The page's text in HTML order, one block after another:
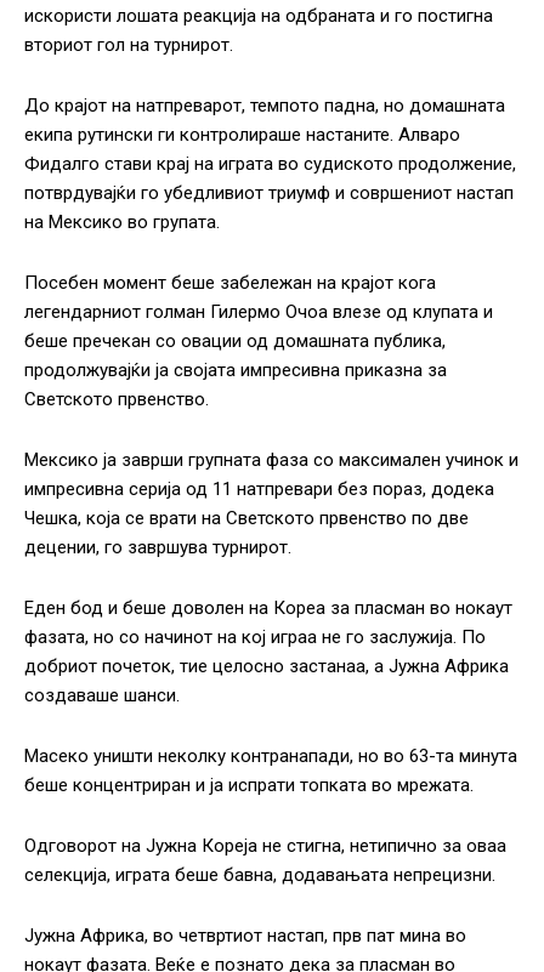
искористи лошата реакција на одбраната и го постигна
вториот гол на турнирот.
До крајот на натпреварот, темпото падна, но домашната
екипа рутински ги контролираше настаните. Алваро
Фидалго стави крај на играта во судиското продолжение,
потврдувајќи го убедливиот триумф и совршениот настап
на Мексико во групата.
Посебен момент беше забележан на крајот кога
легендарниот голман Гилермо Очоа влезе од клупата и
беше пречекан со овации од домашната публика,
продолжувајќи ја својата импресивна приказна за
Светското првенство.
Мексико ја заврши групната фаза со максимален учинок и
импресивна серија од 11 натпревари без пораз, додека
Чешка, која се врати на Светското првенство по две
децении, го завршува турнирот.
Еден бод и беше доволен на Кореа за пласман во нокаут
фазата, но со начинот на кој играа не го заслужија. По
добриот почеток, тие целосно застанаа, а Јужна Африка
создаваше шанси.
Масеко уништи неколку контранапади, но во 63-та минута
беше концентриран и ја испрати топката во мрежата.
Одговорот на Јужна Кореја не стигна, нетипично за оваа
селекција, играта беше бавна, додавањата непрецизни.
Јужна Африка, во четвртиот настап, прв пат мина во
нокаут фазата. Веќе е познато дека за пласман во